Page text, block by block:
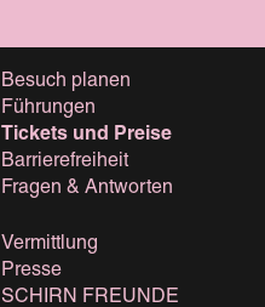
Besuch planen
Führungen
Tickets und Preise
Barrierefreiheit
Fragen & Antworten
Vermittlung
Presse
SCHIRN FREUNDE